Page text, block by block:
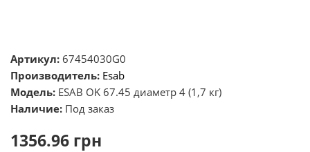
Артикул: 67454030G0
Производитель: Esab
Модель: ESAB OK 67.45 диаметр 4 (1,7 кг)
Наличие: Под заказ
1356.96 грн